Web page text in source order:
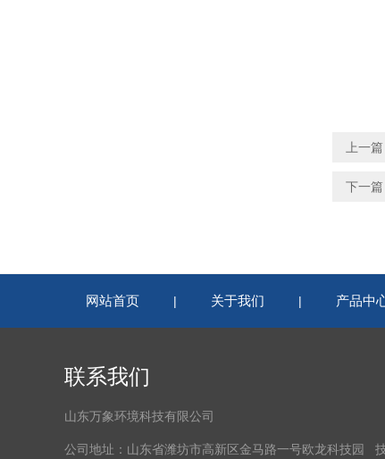
上一篇
下一篇
网站首页 | 关于我们 | 产品中
联系我们
山东万象环境科技有限公司
公司地址：山东省潍坊市高新区金马路一号欧龙科技园